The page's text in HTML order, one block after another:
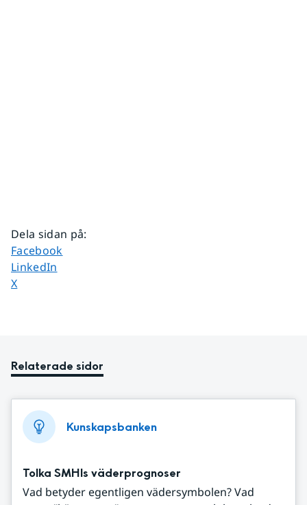
Dela sidan på:
Dela sidan på
Facebook
Dela sidan på
LinkedIn
Dela sidan på
X
Relaterade sidor
Kunskapsbanken
Tolka SMHIs väderprognoser
Vad betyder egentligen vädersymbolen? Vad